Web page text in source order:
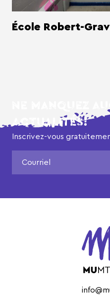
École Robert-
NE MANQUEZ
ACTUALITÉS!
Inscrivez-vous